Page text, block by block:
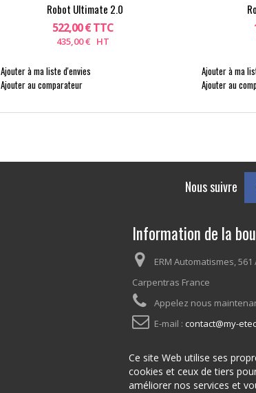
Robot Ultimate 2.0
522,00 € TTC
435,00 € HT
Ajouter à ma liste d'envies
Ajouter au comparateur
Ajouter à ma
Ajouter au
Nous suivre
Information de la
ERM Automatismes,
Carpentras France
Appelez nous
E-mail : contact@my-
Ce site Web utilise ses
cookies et ceux de tiers
améliorer nos services et